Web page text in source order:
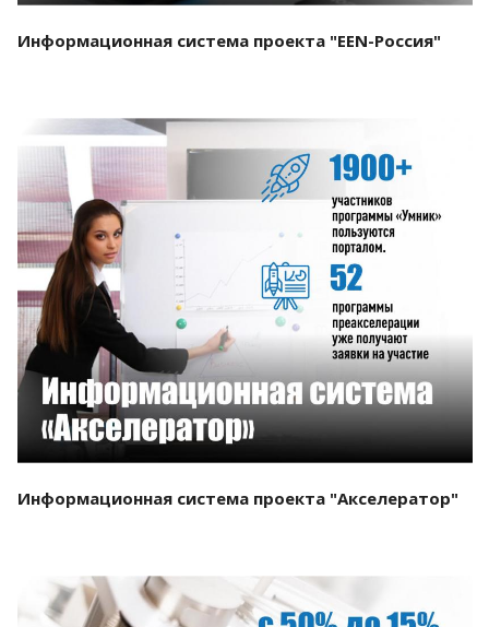
Информационная система проекта "EEN-Россия"
Смотреть проект
Информационная система проекта "Акселератор"